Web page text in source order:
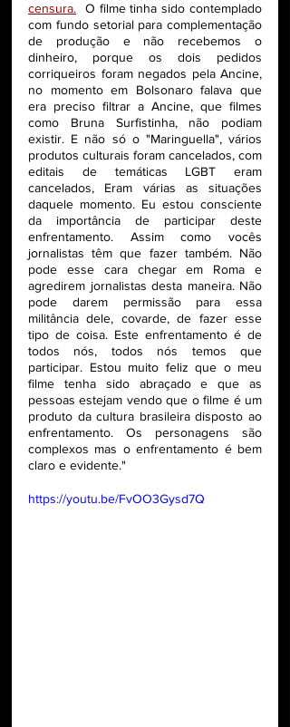
censura.
  O filme tinha sido contemplado
com fundo setorial para complementação
de produção e não recebemos o
dinheiro, porque os dois pedidos
corriqueiros foram negados pela Ancine,
no momento em Bolsonaro falava que
era preciso filtrar a Ancine, que filmes
como Bruna Surfistinha, não podiam
existir. E não só o "Maringuella", vários
produtos culturais foram cancelados, com
editais de temáticas LGBT eram
cancelados, Eram várias as situações
daquele momento. Eu estou consciente
da importância de participar deste
enfrentamento. Assim como vocês
jornalistas têm que fazer também. Não
pode esse cara chegar em Roma e
agredirem jornalistas desta maneira. Não
pode darem permissão para essa
militância dele, covarde, de fazer esse
tipo de coisa. Este enfrentamento é de
todos nós, todos nós temos que
participar. Estou muito feliz que o meu
filme tenha sido abraçado e que as
pessoas estejam vendo que o filme é um
produto da cultura brasileira disposto ao
enfrentamento. Os personagens são
complexos mas o enfrentamento é bem
claro e evidente."
https://youtu.be/FvOO3Gysd7Q